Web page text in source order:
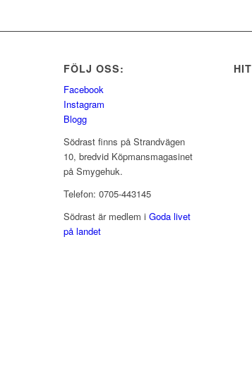
FÖLJ OSS:
Facebook
Instagram
Blogg
Södrast finns på Strandvägen
10, bredvid Köpmansmagasinet
på Smygehuk.
Telefon: 0705-443145
Södrast är medlem iGoda livet
på landet